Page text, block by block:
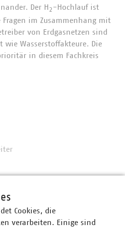
Der H 2 -Hochlauf ist
Fragen im Zusammenhang mit
von Erdgasnetzen sind
wie Wasserstoffakteure. Die
in diesem Fachkreis
Cookies, die
verarbeiten. Einige sind